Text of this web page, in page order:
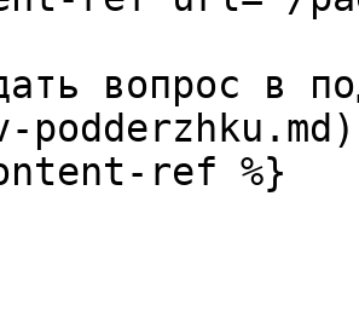
вопрос в
podderzhku.md)